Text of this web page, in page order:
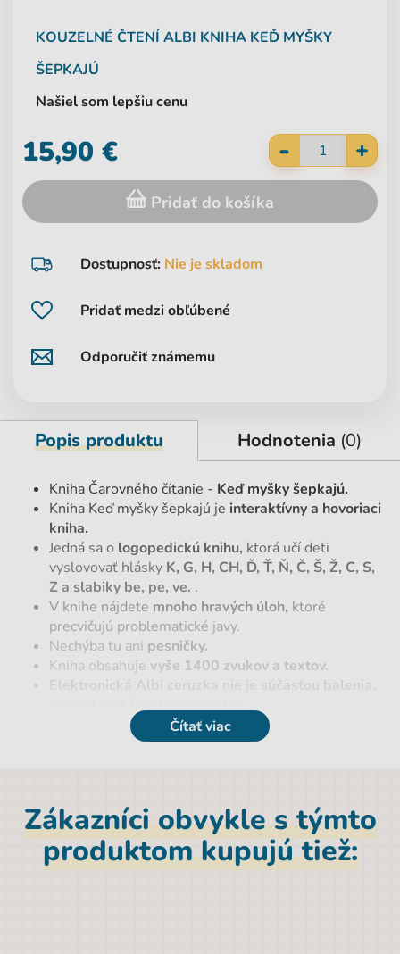
KOUZELNÉ ČTENÍ ALBI KNIHA KEĎ MYŠKY
ŠEPKAJÚ
Našiel som lepšiu cenu
Pridať medzi obľúbené
Odporučiť známemu
Dostupnosť: Nie je skladom
- +
15,90 €
Pridať do košíka
Popis produktu Hodnotenia (0)
Kniha Čarovného čítanie - Keď myšky šepkajú.
Kniha Keď myšky šepkajú je interaktívny a hovoriaci
kniha.
Jedná sa o logopedickú knihu, ktorá učí deti
vyslovovať hlásky K, G, H, CH, Ď, Ť, Ň, Č, Š, Ž, C, S,
Z a slabiky be, pe, ve. .
V knihe nájdete mnoho hravých úloh, ktoré
precvičujú problematické javy.
Nechýba tu ani pesničky.
Kniha obsahuje vyše 1400 zvukov a textov.
ku knihe na stiahnutie tu:
https://www.kouzelnecteni.cz/stahnout-audio-
Parametre
9788087958742
Čítať viac
Zákazníci obvykle s týmto
produktom kupujú tiež: